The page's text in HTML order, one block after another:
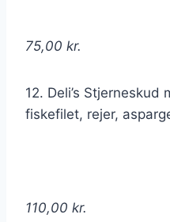
75,00 kr.
12. Deli’s
fiskefilet, rejer,
110,00 kr.